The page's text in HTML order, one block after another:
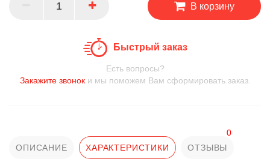
В корзину
Быстрый заказ
Есть вопросы?
Закажите звоноки мы поможем Вам сформировать заказ.
ОПИСАНИЕ ХАРАКТЕРИСТИКИ ОТЗЫВЫ
0